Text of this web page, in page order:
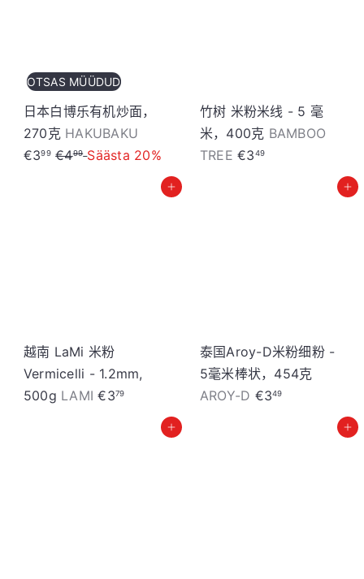
d
OTSAS MÜÜDUD
日本白博乐有机炒面，
270克 HAKUBAKU
o
€399 T
€499 Säästa 20%
竹树 米粉米线 - 5 毫
米，400克 BAMBOO
TREE€349
加入购物车
越南 LaMi 米粉
Vermicelli - 1.2mm,
500g LAMI€379
加入购物车
泰国Aroy-D米粉细粉 -
5毫米棒状，454克
AROY-D €349
加入购物车 加入购物车